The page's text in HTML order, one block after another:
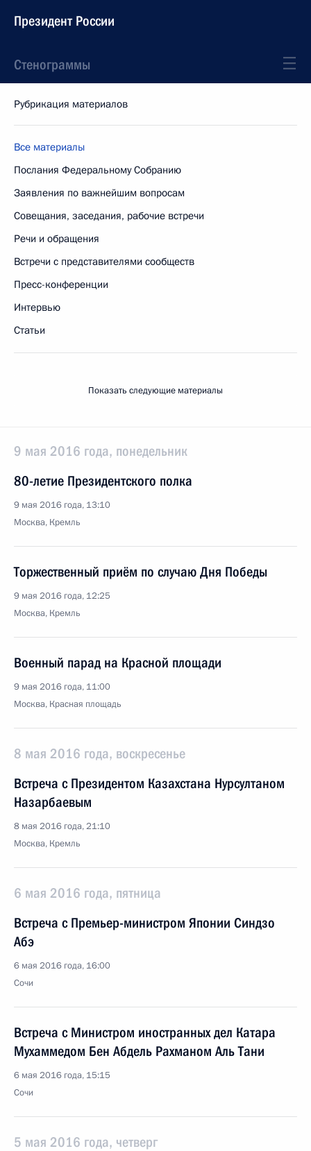
Президент России
Стенограммы
Рубрикация материалов
Все материалы
Послания Федеральному Собранию
Заявления по важнейшим вопросам
Совещания, заседания, рабочие встречи
Речи и обращения
Встречи с представителями сообществ
Пресс-конференции
Интервью
Статьи
Показать следующие материалы
9 мая 2016 года, понедельник
80-летие Президентского полка
9 мая 2016 года, 13:10
Москва, Кремль
Торжественный приём по случаю Дня Победы
9 мая 2016 года, 12:25
Москва, Кремль
Военный парад на Красной площади
9 мая 2016 года, 11:00
Москва, Красная площадь
8 мая 2016 года, воскресенье
Встреча с Президентом Казахстана Нурсултаном
Назарбаевым
8 мая 2016 года, 21:10
Москва, Кремль
6 мая 2016 года, пятница
Встреча с Премьер-министром Японии Синдзо
Абэ
6 мая 2016 года, 16:00
Сочи
Встреча с Министром иностранных дел Катара
Мухаммедом Бен Абдель Рахманом Аль Тани
6 мая 2016 года, 15:15
Сочи
5 мая 2016 года, четверг